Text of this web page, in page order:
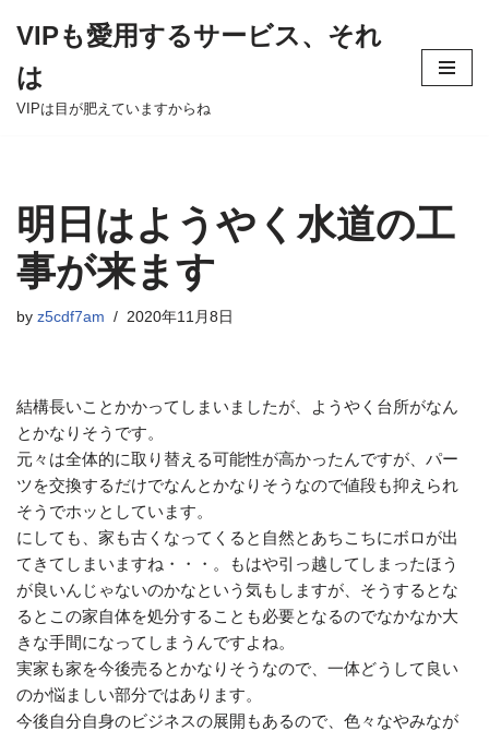
to
content
VIPも愛用するサービス、それ
は
VIPは目が肥えていますからね
明日はようやく水道の工
事が来ます
by z5cdf7am 2020年11月8日
結構長いことかかってしまいましたが、ようやく台所がなん
とかなりそうです。
元々は全体的に取り替える可能性が高かったんですが、パー
ツを交換するだけでなんとかなりそうなので値段も抑えられ
そうでホッとしています。
にしても、家も古くなってくると自然とあちこちにボロが出
てきてしまいますね・・・。もはや引っ越してしまったほう
が良いんじゃないのかなという気もしますが、そうするとな
るとこの家自体を処分することも必要となるのでなかなか大
きな手間になってしまうんですよね。
実家も家を今後売るとかなりそうなので、一体どうして良い
のか悩ましい部分ではあります。
今後自分自身のビジネスの展開もあるので、色々なやみなが